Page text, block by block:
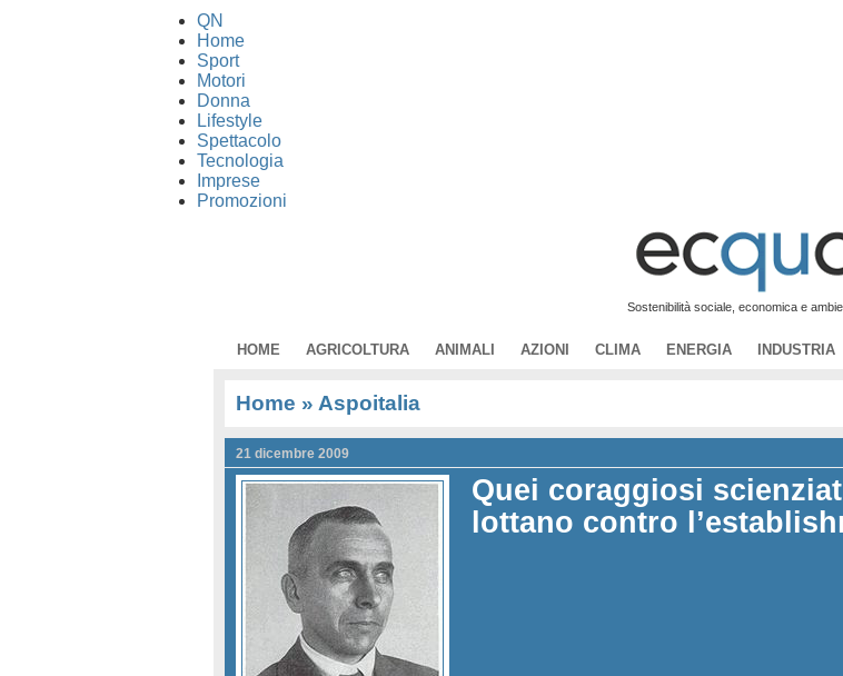
QN
Home
Sport
Motori
Donna
Lifestyle
Spettacolo
Tecnologia
Imprese
Promozioni
Sostenibilità sociale, economica e
HOME AGRICOLTURA ANIMALI AZIONI CLIMA ENERGIA INDUSTRIA
Home » Aspoitalia
21 dicembre 2009
Quei coraggiosi
lottano contro